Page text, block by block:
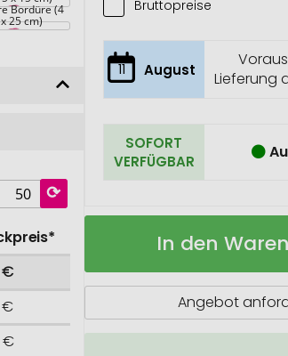
Bordüre (4
x 25 cm)
€
€
€
Bruttopreise
11 August
Lieferung
SOFORT
VERFÜGBAR
Sophie
130x30
Auf
In den
Angebot